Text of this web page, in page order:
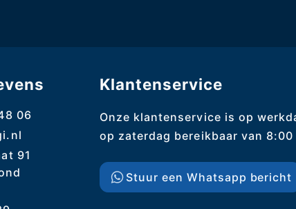
06
91
Klantenservice
Onze klantenservice is op
op zaterdag bereikbaar van 8:00
Stuur een Whatsapp bericht